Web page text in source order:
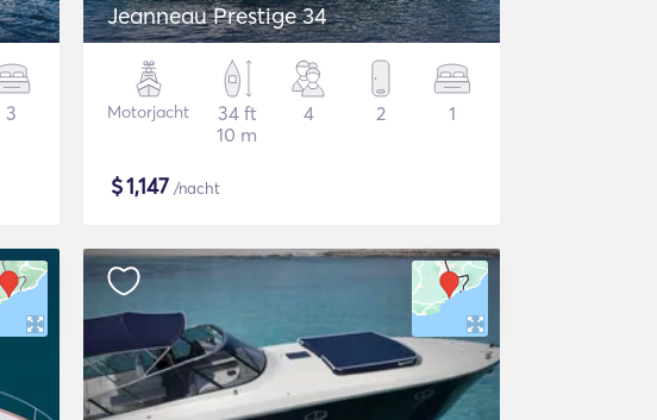
3
Jeanneau Prestige 34
Motorjacht
34 ft
10 m
4 2 1
$1,147 /nacht